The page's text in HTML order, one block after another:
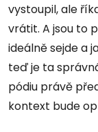
vystoupil, ale
vrátit. A jsou to
ideálně sejde a
teď je ta
pódiu právě
kontext bude